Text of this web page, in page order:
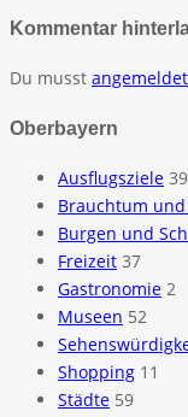
Kommentar
Du musst angemeldet
Oberbayern
Ausflugsziele 39
Brauchtum
Burgen und
Freizeit 37
Gastronomie 2
Museen 52
Shopping 11
Städte 59